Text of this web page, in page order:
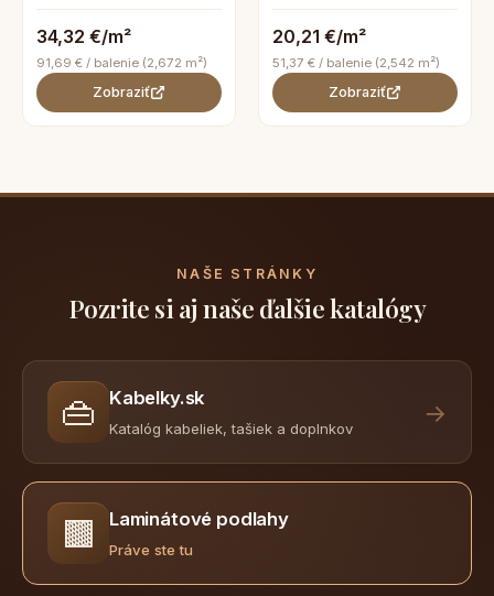
34,32 €/m²
91,69 € / balenie (2,672 m²)
Zobraziť
20,21 €/m²
51,37 € / balenie (2,542 m²)
Zobraziť
NAŠE STRÁNKY
Pozrite si aj naše ďalšie katalógy
👜 Kabelky.sk
Katalóg kabeliek, tašiek a doplnkov
→
🟫 Laminátové podlahy
Práve ste tu